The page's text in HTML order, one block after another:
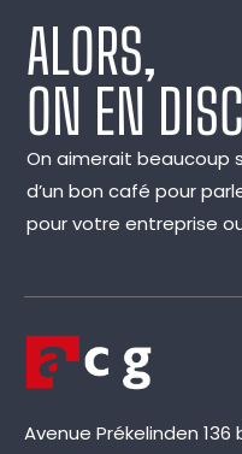
ALORS,
ON EN
On aimerait beaucoup
d’un bon café pour
pour votre entreprise
Avenue Prékelinden 136